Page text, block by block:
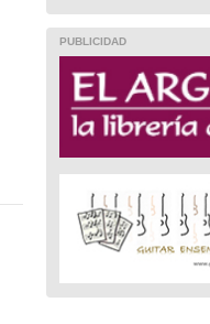
PUBLICIDAD